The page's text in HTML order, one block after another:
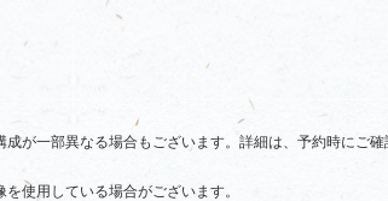
が一部異なる場合もございます。詳細は、予約時にご確
使用している場合がございます。